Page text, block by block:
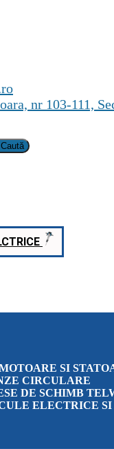
nr 103-111,
Caută
SI
CIRCULARE
DE SCHIMB
ELECTRICE